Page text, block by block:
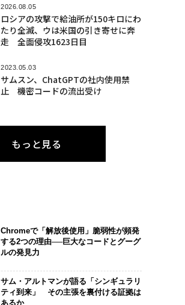
2026.08.05
ロシアの攻撃で給油所が150キロにわ
たり全滅、ウは米国の引き寄せに奔
走 全面侵攻1623日目
2023.05.03
サムスン、ChatGPTの社内使用禁
止 機密コードの流出受け
もっと見る
Chromeで「解放後使用」脆弱性が頻発
する2つの理由──巨大なコードとグーグ
ルの発見力
サム・アルトマンが語る「シンギュラリ
ティ到来」 その主張を裏付ける証拠は
あるか